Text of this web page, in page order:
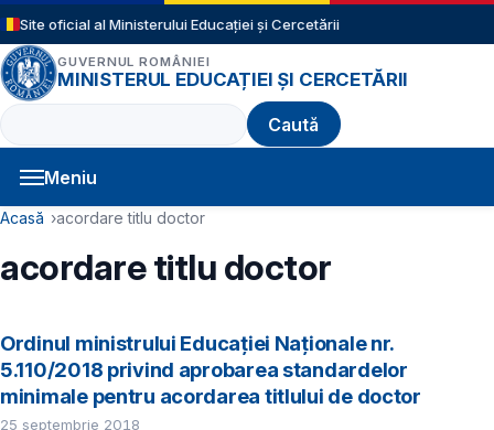
Sari la conținutul principal
Site oficial al Ministerului Educației și Cercetării
GUVERNUL ROMÂNIEI
MINISTERUL EDUCAȚIEI ȘI CERCETĂRII
Caută
Meniu
Navigație principală
Cale de navigare
Acasă acordare titlu doctor
acordare titlu doctor
Ordinul ministrului Educației Naționale nr.
5.110/2018 privind aprobarea standardelor
minimale pentru acordarea titlului de doctor
25 septembrie 2018